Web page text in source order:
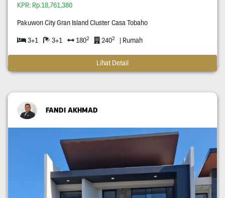
KPR: Rp.18,761,380
Pakuwon City Gran Island Cluster Casa Tobaho
3+1 3+1 1802 2402 | Rumah
Lihat Detail
FANDI AKHMAD